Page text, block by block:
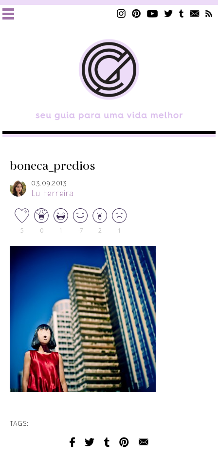
boneca_predios
03.09.2013
Lu Ferreira
5 0 1 -7 2 1
TAGS: